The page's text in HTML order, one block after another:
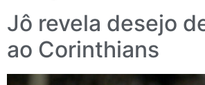
Jô revela desejo
ao Corinthians